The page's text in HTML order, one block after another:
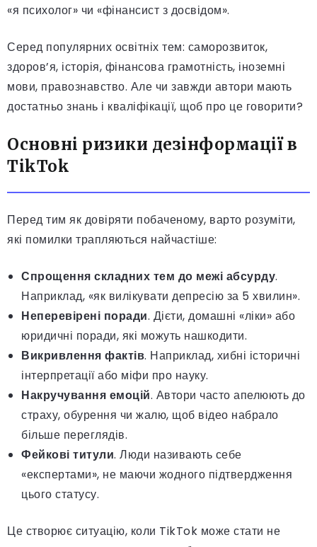
«я психолог» чи «фінансист з досвідом».
Серед популярних освітніх тем: саморозвиток,
здоров’я, історія, фінансова грамотність, іноземні
мови, правознавство. Але чи завжди автори мають
достатньо знань і кваліфікації, щоб про це говорити?
Основні ризики дезінформації в
TikTok
Перед тим як довіряти побаченому, варто розуміти,
які помилки трапляються найчастіше:
Спрощення складних тем до межі абсурду.
Наприклад, «як вилікувати депресію за 5 хвилин».
Неперевірені поради. Дієти, домашні «ліки» або
юридичні поради, які можуть нашкодити.
Викривлення фактів. Наприклад, хибні історичні
інтерпретації або міфи про науку.
Накручування емоцій. Автори часто апелюють до
страху, обурення чи жалю, щоб відео набрало
більше переглядів.
Фейкові титули. Люди називають себе
«експертами», не маючи жодного підтвердження
цього статусу.
Це створює ситуацію, коли TikTok може стати не